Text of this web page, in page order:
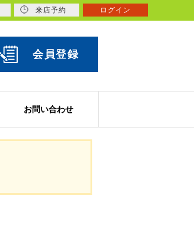
会員登録
お問い合わせ
来店予約 ログイン